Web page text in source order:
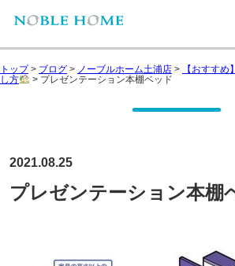
トップ> ブログ > ノーブルホーム土浦店 >
【おすす
し方
> プレゼンテーション本棚ベッド
2021.08.25
プレゼンテーション本棚